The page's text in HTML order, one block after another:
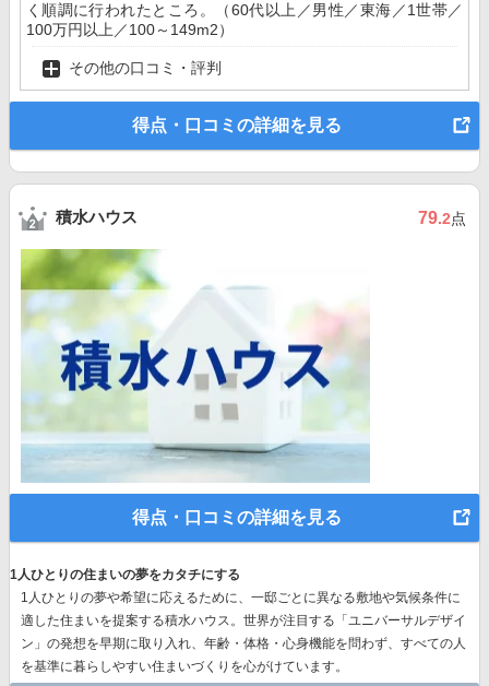
く順調に行われたところ。（60代以上／男性／東海／1世帯／
100万円以上／100～149m2）
その他の口コミ・評判
得点・口コミの詳細を見る
積水ハウス 79.2点
得点・口コミの詳細を見る
1人ひとりの住まいの夢をカタチにする
1人ひとりの夢や希望に応えるために、一邸ごとに異なる敷地や気候条件に
適した住まいを提案する積水ハウス。世界が注目する 「ユニバーサルデザイ
ン」の発想を早期に取り入れ、年齢・体格・心身機能を問わず、すべての人
を基準に暮らしやすい住まいづくりを心がけています。